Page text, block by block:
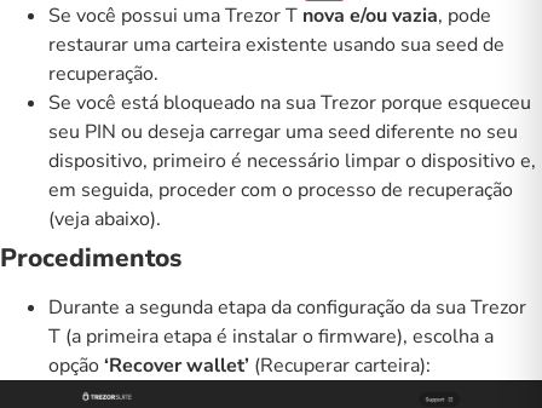
Se você possui uma Trezor T nova e/ou vazia, pode
restaurar uma carteira existente usando sua seed de
recuperação.
Se você está bloqueado na sua Trezor porque esqueceu
seu PIN ou deseja carregar uma seed diferente no seu
dispositivo, primeiro é necessário limpar o dispositivo e,
em seguida, proceder com o processo de recuperação
(veja abaixo).
Procedimentos
Durante a segunda etapa da configuração da sua Trezor
T (a primeira etapa é instalar o firmware), escolha a
opção‘Recover wallet’ (Recuperar carteira):